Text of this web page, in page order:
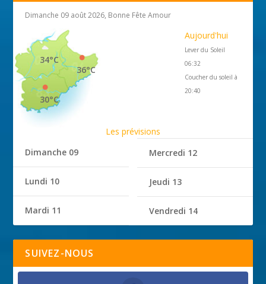
Dimanche 09 août 2026, Bonne Fête Amour
36°C
34°C
30°C
Aujourd'hui
Lever du Soleil
06:32
Coucher du soleil à
20:40
Les prévisions
Dimanche 09
Lundi 10
Mardi 11
Mercredi 12
Jeudi 13
Vendredi 14
SUIVEZ-NOUS